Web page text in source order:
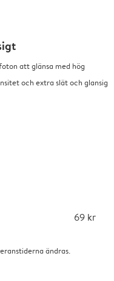
att glänsa med hög
och extra slät och glansig
69 kr
ändras.